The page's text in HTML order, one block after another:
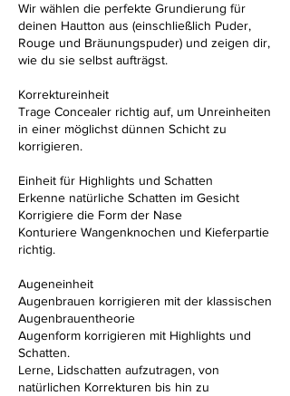
Wir wählen die perfekte Grundierung für
deinen Hautton aus (einschließlich Puder,
Rouge und Bräunungspuder) und zeigen dir,
wie du sie selbst aufträgst.
Korrektureinheit
Trage Concealer richtig auf, um Unreinheiten
in einer möglichst dünnen Schicht zu
korrigieren.
Einheit für Highlights und Schatten
Erkenne natürliche Schatten im Gesicht
Korrigiere die Form der Nase
Konturiere Wangenknochen und Kieferpartie
richtig.
Augeneinheit
Augenbrauen korrigieren mit der klassischen
Augenbrauentheorie
Augenform korrigieren mit Highlights und
Schatten.
Lerne, Lidschatten aufzutragen, von
natürlichen Korrekturen bis hin zu